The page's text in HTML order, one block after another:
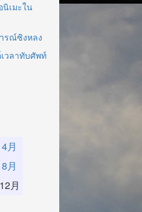
นิเมะใน
รณ์ซิงหลง
วลาทับศัพท์
4月
8月
12月